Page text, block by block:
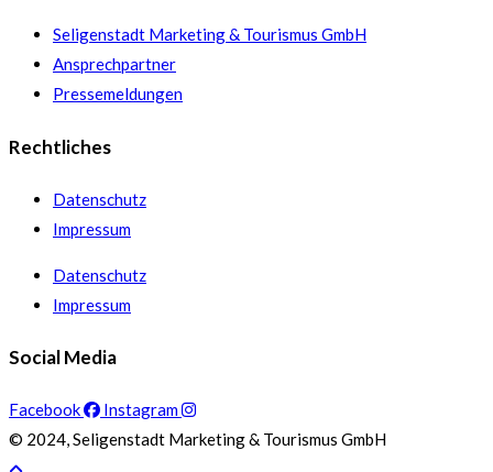
Seligenstadt Marketing & Tourismus GmbH
Ansprechpartner
Pressemeldungen
Rechtliches
Datenschutz
Impressum
Datenschutz
Impressum
Social Media
Facebook
Instagram
© 2024, Seligenstadt Marketing & Tourismus GmbH